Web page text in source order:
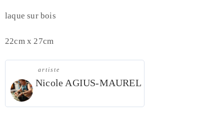
laque sur bois
22cm x 27cm
artiste
Nicole AGIUS-MAUREL